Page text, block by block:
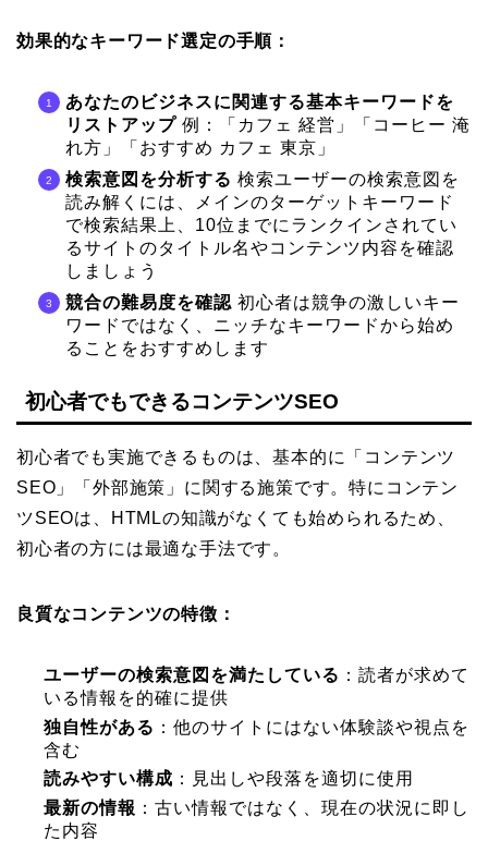
効果的なキーワード選定の手順：
あなたのビジネスに関連する基本キーワードを
リストアップ 例：「カフェ 経営」「コーヒー 淹
れ方」「おすすめ カフェ 東京」
検索意図を分析する 検索ユーザーの検索意図を
読み解くには、メインのターゲットキーワード
で検索結果上、10位までにランクインされてい
るサイトのタイトル名やコンテンツ内容を確認
しましょう
競合の難易度を確認 初心者は競争の激しいキー
ワードではなく、ニッチなキーワードから始め
ることをおすすめします
初心者でもできるコンテンツSEO
初心者でも実施できるものは、基本的に「コンテンツ
SEO」「外部施策」に関する施策です。特にコンテン
ツSEOは、HTMLの知識がなくても始められるため、
初心者の方には最適な手法です。
良質なコンテンツの特徴：
ユーザーの検索意図を満たしている ：読者が求めて
いる情報を的確に提供
独自性がある ：他のサイトにはない体験談や視点を
含む
読みやすい構成 ：見出しや段落を適切に使用
最新の情報 ：古い情報ではなく、現在の状況に即し
た内容